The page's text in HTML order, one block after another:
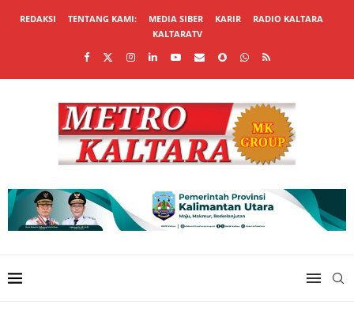
REDAKSI TENTANG KAMI: MEDIA SIBER KARIR
RADIO KALTARA
KALTARATV